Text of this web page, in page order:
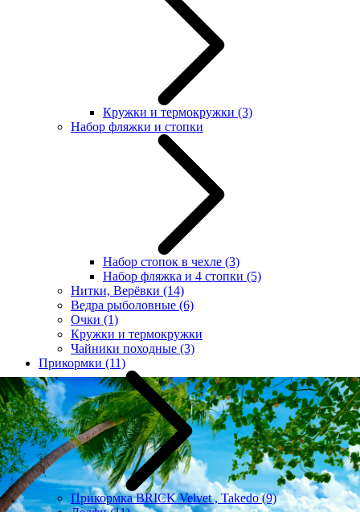
Кружки и термокружки (3)
Набор фляжки и стопки
Набор стопок в чехле (3)
Набор фляжка и 4 стопки (5)
Нитки, Верёвки (14)
Ведра рыболовные (6)
Очки (1)
Кружки и термокружки
Чайники походные (3)
Прикормки (11)
Прикормка BRICK Velvet , Takedo(9)